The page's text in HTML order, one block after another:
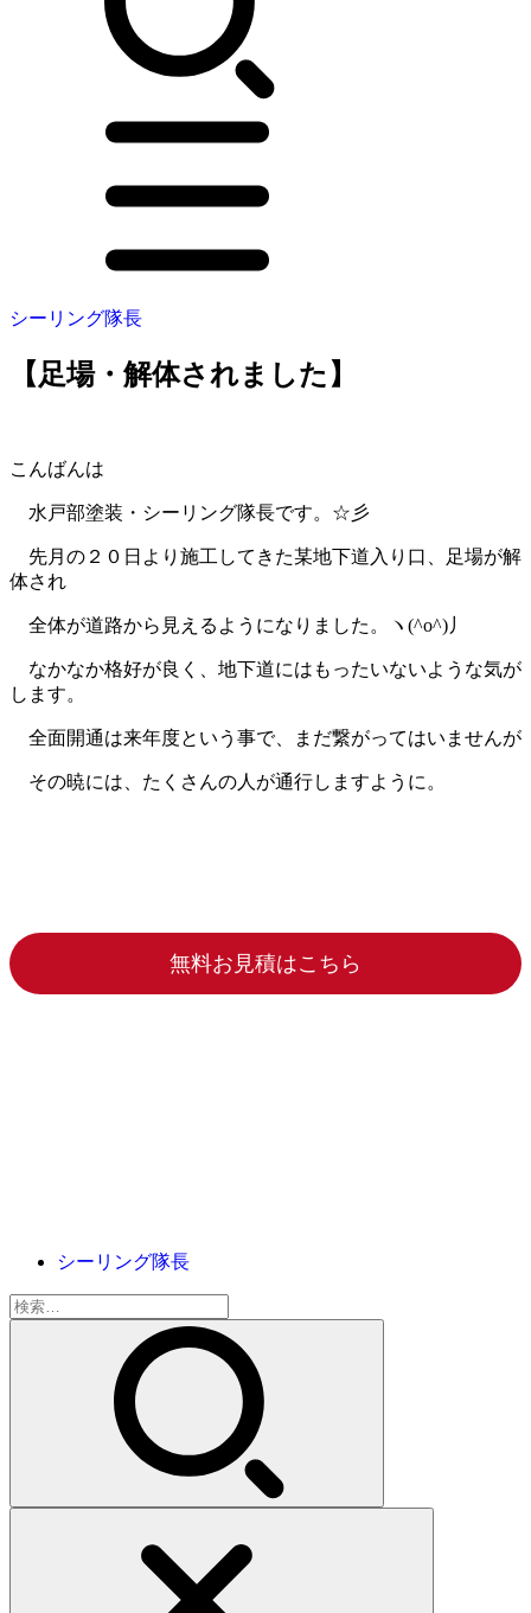
シーリング隊長
【足場・解体されました】
こんばんは
水戸部塗装・シーリング隊長です。☆彡
先月の２０日より施工してきた某地下道入り口、足場が解
体され
全体が道路から見えるようになりました。ヽ(^o^)丿
なかなか格好が良く、地下道にはもったいないような気が
します。
全面開通は来年度という事で、まだ繋がってはいませんが
その暁には、たくさんの人が通行しますように。
無料お見積はこちら
シーリング隊長
検
索: